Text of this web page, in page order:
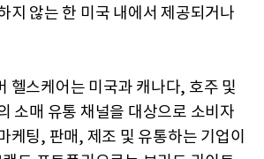
지 않는 한 미국 내에서 제공되거나
헬스케어는 미국과 캐나다, 호주 및
소매 유통 채널을 대상으로 소비자
케팅, 판매, 제조 및 유통하는 기업이